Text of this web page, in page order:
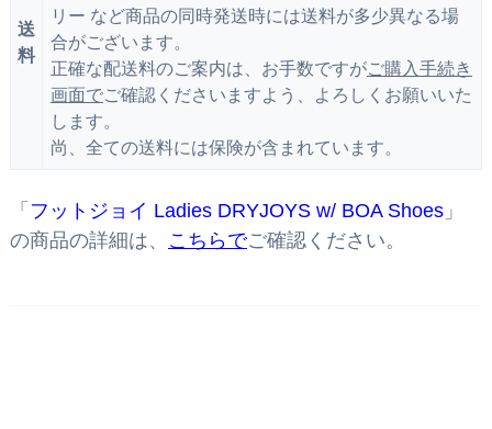
送
料
リー など商品の同時発送時には送料が多少異なる場
合がございます。
正確な配送料のご案内は、お手数ですがご購入手続き
画面でご確認くださいますよう、よろしくお願いいた
します。
尚、全ての送料には保険が含まれています。
「 フットジョイ Ladies DRYJOYS w/ BOA Shoes」
の商品の詳細は、
こちらでご確認ください。